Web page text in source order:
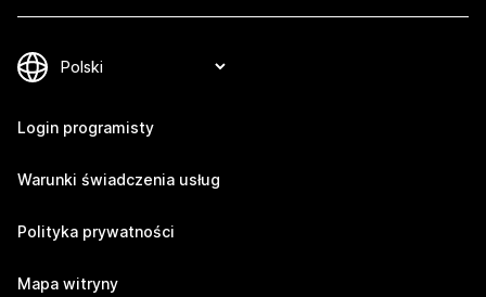
Login programisty
Warunki świadczenia usług
Polityka prywatności
Mapa witryny